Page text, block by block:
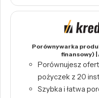
Porównywarka
finansowy)
Porównujesz
pożyczek z 20
Szybka i łatwa